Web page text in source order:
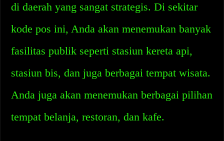
di daerah yang sangat strategis. Di sekitar
kode pos ini, Anda akan menemukan banyak
fasilitas publik seperti stasiun kereta api,
stasiun bis, dan juga berbagai tempat wisata.
Anda juga akan menemukan berbagai pilihan
tempat belanja, restoran, dan kafe.